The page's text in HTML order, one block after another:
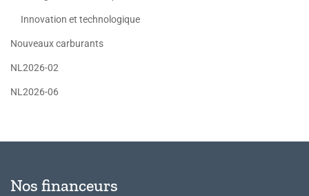
Innovation et technologique
Nouveaux carburants
NL2026-02
NL2026-06
Nos financeurs